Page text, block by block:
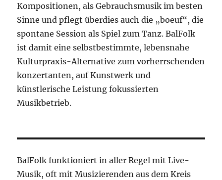
Kompositionen, als Gebrauchsmusik im besten
Sinne und pflegt überdies auch die „boeuf“, die
spontane Session als Spiel zum Tanz. BalFolk
ist damit eine selbstbestimmte, lebensnahe
Kulturpraxis-Alternative zum vorherrschenden
konzertanten, auf Kunstwerk und
künstlerische Leistung fokussierten
Musikbetrieb.
BalFolk funktioniert in aller Regel mit Live-
Musik, oft mit Musizierenden aus dem Kreis